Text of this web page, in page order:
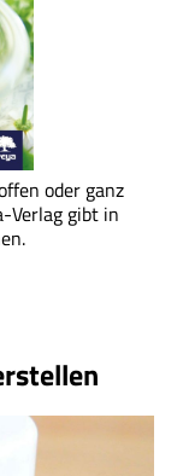
oder ganz
Verlag gibt in